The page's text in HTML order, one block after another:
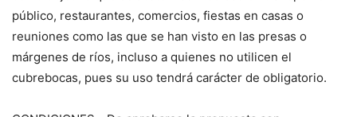
público, restaurantes, comercios, fiestas en casas o
reuniones como las que se han visto en las presas o
márgenes de ríos, incluso a quienes no utilicen el
cubrebocas, pues su uso tendrá carácter de obligatorio.